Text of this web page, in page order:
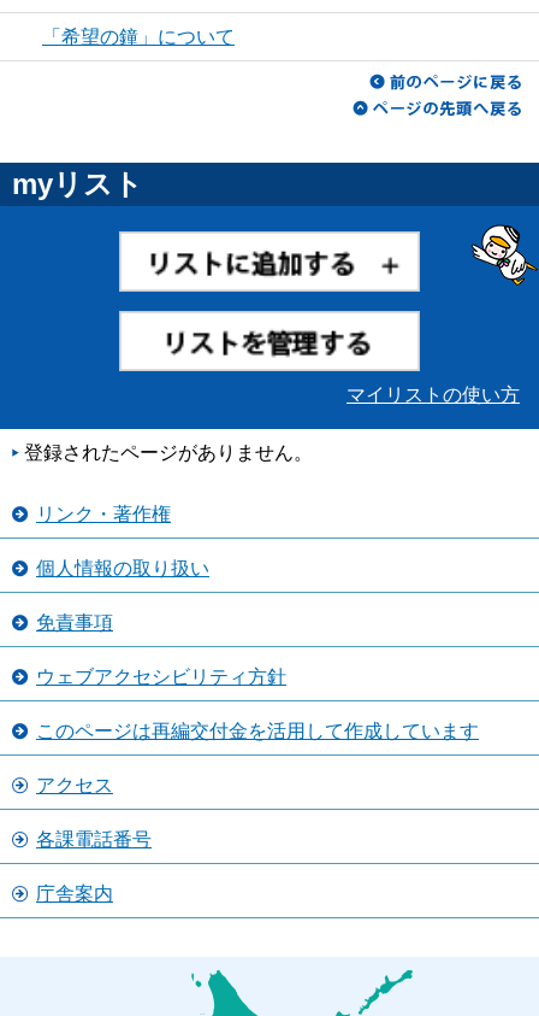
「希望の鐘」について
myリスト
マイリストの使い方
登録されたページがありません。
リンク・著作権
個人情報の取り扱い
免責事項
ウェブアクセシビリティ方針
このページは再編交付金を活用して作成しています
アクセス
各課電話番号
庁舎案内